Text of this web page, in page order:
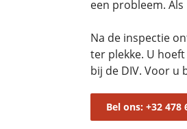
een probleem.
Na de inspectie
ter plekke. U
bij de DIV. Voor u
Bel ons: +32 478